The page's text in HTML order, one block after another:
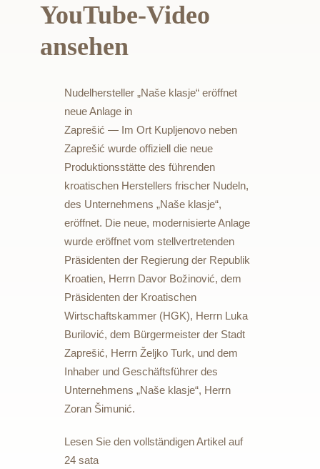
YouTube-Video
ansehen
Nudelhersteller „Naše klasje“ eröffnet
neue Anlage in
Zaprešić — Im Ort Kupljenovo neben
Zaprešić wurde offiziell die neue
Produktionsstätte des führenden
kroatischen Herstellers frischer Nudeln,
des Unternehmens „Naše klasje“,
eröffnet. Die neue, modernisierte Anlage
wurde eröffnet vom stellvertretenden
Präsidenten der Regierung der Republik
Kroatien, Herrn Davor Božinović, dem
Präsidenten der Kroatischen
Wirtschaftskammer (HGK), Herrn Luka
Burilović, dem Bürgermeister der Stadt
Zaprešić, Herrn Željko Turk, und dem
Inhaber und Geschäftsführer des
Unternehmens „Naše klasje“, Herrn
Zoran Šimunić.
Lesen Sie den vollständigen Artikel auf
24 sata